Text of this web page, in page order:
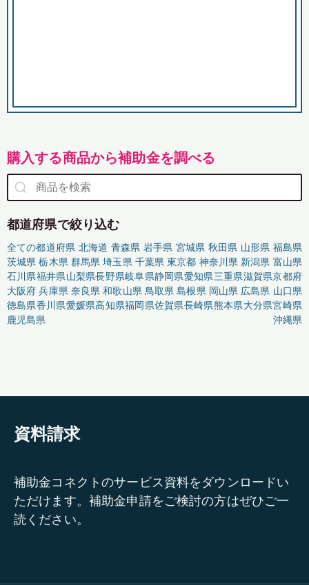
購入する商品から補助金を調べる
都道府県で絞り込む
全ての都道府県 北海道 青森県 岩手県 宮城県 秋田県 山形県 福島県
茨城県 栃木県 群馬県 埼玉県 千葉県 東京都 神奈川県 新潟県 富山県
石川県福井県山梨県長野県岐阜県静岡県愛知県三重県滋賀県京都府
大阪府 兵庫県 奈良県 和歌山県 鳥取県 島根県 岡山県 広島県 山口県
徳島県香川県愛媛県高知県福岡県佐賀県長崎県熊本県大分県宮崎県
鹿児島県
沖縄県
資料請求
補助金コネクトのサービス資料をダウンロードい
ただけます。補助金申請をご検討の方はぜひご一
読ください。